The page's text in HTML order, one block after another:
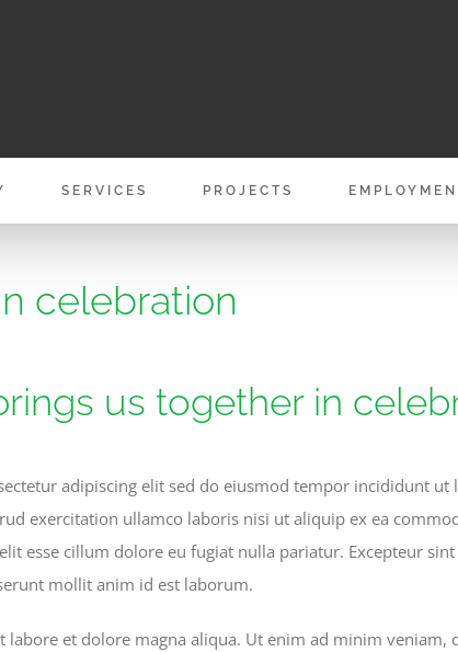
SERVICES PROJECTS
celebration
us together in
adipiscing elit sed do eiusmod tempor incididunt ut
exercitation ullamco laboris nisi ut aliquip ex ea
esse cillum dolore eu fugiat nulla pariatur. Excepteur sint
mollit anim id est laborum.
et dolore magna aliqua. Ut enim ad minim veniam,